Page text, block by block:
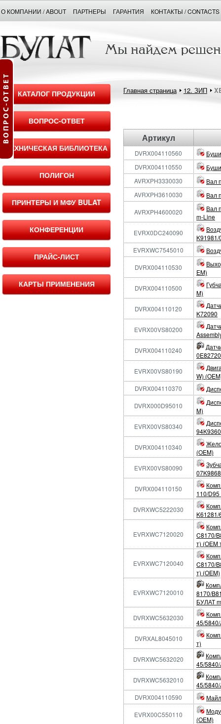
О КОМПАНИИ / ABOUT ПАРТНЕРЫ ГАРАНТИЯ КОНТАКТЫ / CONTACTS
КАТАЛОГ ПРОДУКЦИИ
ВОПРОС-ОТВЕТ
ТЕХНИЧЕСКАЯ БИБЛИОТЕКА
ПОЛИГОН
ПРИНТЕРЫ И МФУ BULAT
КОНФЕРЕНЦИИ
ПРАЙС-ЛИСТ
КАРТЫ ПРИМЕНЕНИЯ
Главная страница 12. ЗИП
Артикул
DVRX004110560
DVRX004110550
AVRXPH3330030
Вал
AVRXPH3610030
Вал
AVRXPH4600020
Вал
m-Line
EVRX0DC240090
EVRXWC7545010
DVRX004110530
EM)
DVRX004110500
M)
DVRX004110120
K72090
EVRX00VS80200
DVRX004110240
0E82720
EVRX00VS80190
W)
DVRX004110370
DVRX000D95010
M)
EVRX00VS80340
DVRX004110340
(OEM)
EVRX00VS80090
DVRX004110150
110/
DVRXWC5222030
EVRXWC7120020
C8170/
т) (OEM
EVRXWC7120040
C8170/
т) (OEM)
EVRXWC7120010
8170/
БУЛАТ
DVRXWC5632030
45/
DVRXAL8045010
т)
DVRXWC5632020
45/
DVRXWC5632010
45/
DVRX004110590
EVRX00C550110
(OEM)